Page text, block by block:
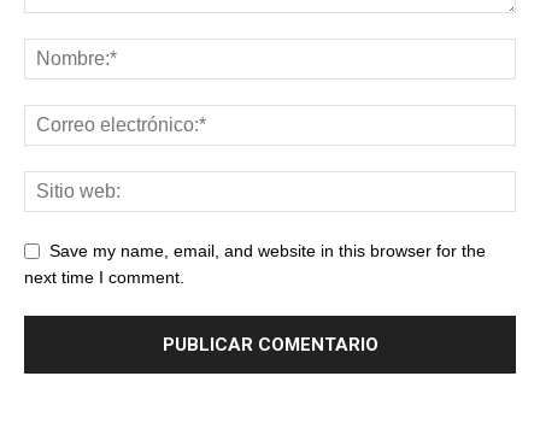
Save my name, email, and website in this browser for the
next time I comment.